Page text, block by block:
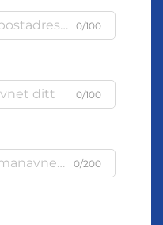
0/100
0/100
0/200